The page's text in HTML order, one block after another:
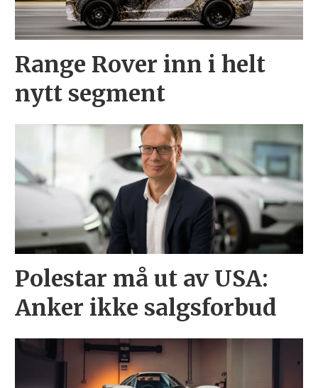
Range Rover inn i helt
nytt segment
Polestar må ut av USA:
Anker ikke salgsforbud